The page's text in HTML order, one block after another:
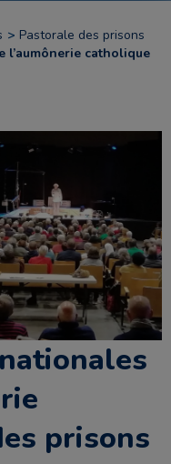
Pastorale des prisons
l’aumônerie catholique
prisons